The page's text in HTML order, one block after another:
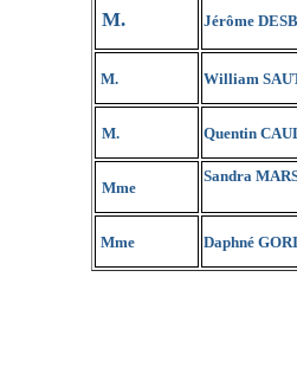
M. Jérôme
M. William
M. Quentin
Mme
Sandra
Mme Daphné